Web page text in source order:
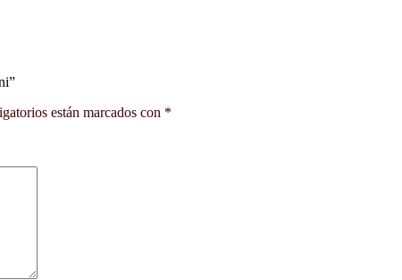
están marcados con *